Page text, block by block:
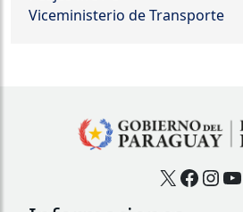
Viceministerio de Transporte
X